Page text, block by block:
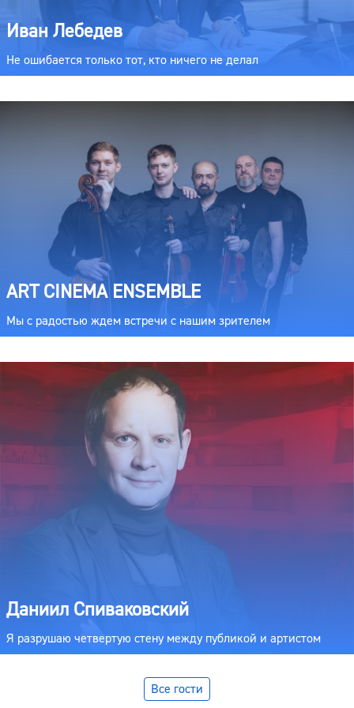
Иван Лебедев
Не ошибается только тот, кто ничего не делал
ART CINEMA ENSEMBLE
Мы с радостью ждем встречи с нашим зрителем
Даниил Спиваковский
Я разрушаю четвертую стену между публикой и артистом
Все гости